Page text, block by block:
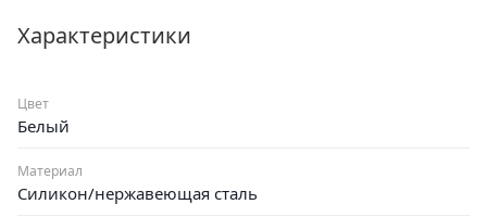
Характеристики
Цвет
Белый
Материал
Силикон/нержавеющая сталь